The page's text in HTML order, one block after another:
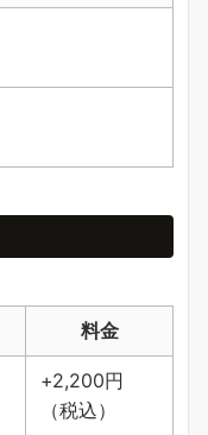
料金
+2,200円
（税込）